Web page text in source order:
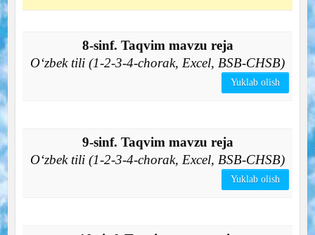
8-sinf. Taqvim mavzu reja
O‘zbek tili (1-2-3-4-chorak, Excel, BSB-CHSB)
Yuklab olish
9-sinf. Taqvim mavzu reja
O‘zbek tili (1-2-3-4-chorak, Excel, BSB-CHSB)
Yuklab olish